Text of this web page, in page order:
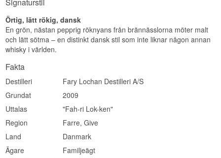
Lochan buteljerade dessa tidiga uttryck för att
dokumentera destilleriets historia och för att dela
sina allra första resultat.
Signaturstil
Örtig, lätt rökig, dansk
En grön, nästan pepprig röknyans från brännässlorna möter malt
och lätt sötma – en distinkt dansk stil som inte liknar någon annan
whisky i världen.
Fakta
Destilleri
Fary Lochan Destilleri A/S
Grundat
2009
Uttalas
"Fah-ri Lok-ken"
Region
Farre, Give
Land
Danmark
Ägare
Familjeägt